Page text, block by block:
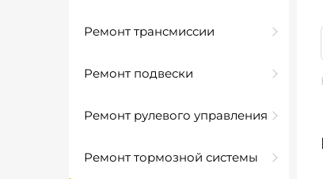
Ремонт трансмиссии
Ремонт подвески
Ремонт рулевого управления
Ремонт тормозной системы